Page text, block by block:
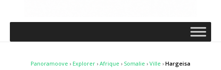
Panoramoove › Explorer › Afrique › Somalie › Ville › Hargeisa